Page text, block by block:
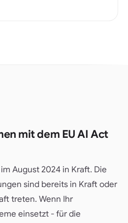
mit dem EU AI Act
August 2024 in Kraft. Die
sind bereits in Kraft oder
treten. Wenn Ihr
einsetzt - für die